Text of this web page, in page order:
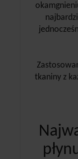
tkaniny z